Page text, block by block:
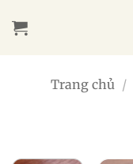
qua
Trang chủ /